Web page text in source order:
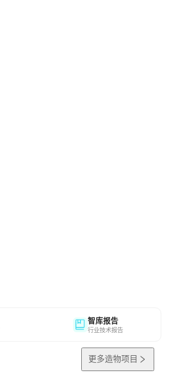
智库报告
行业技术报告
更多造物项目